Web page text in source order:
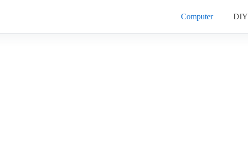
Computer DIY